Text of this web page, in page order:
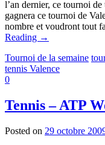
l’an dernier, ce tournoi
gagnera ce tournoi de
nombre et voudront tout
Reading →
Tournoi de la semaine
tennis Valence
0
Tennis – ATP
Posted on 29 octobre